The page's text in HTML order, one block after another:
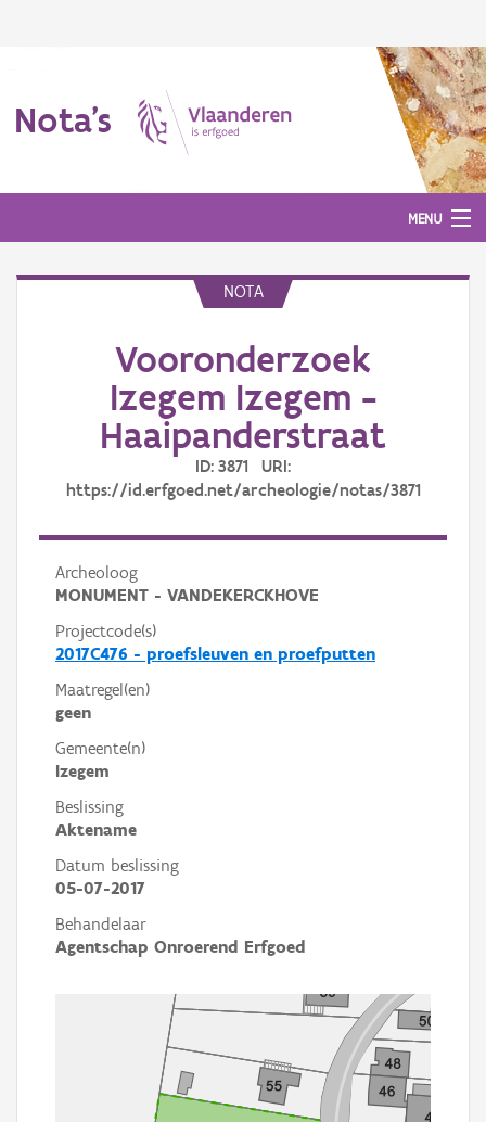
Nota's
MENU
NOTA
Vooronderzoek
Izegem Izegem -
Haaipanderstraat
ID: 3871 URI:
https://id.erfgoed.net/archeologie/notas/3871
Archeoloog
MONUMENT - VANDEKERCKHOVE
Projectcode(s)
2017C476 - proefsleuven en proefputten
Maatregel(en)
geen
Gemeente(n)
Izegem
Beslissing
Aktename
Datum beslissing
05-07-2017
Behandelaar
Agentschap Onroerend Erfgoed